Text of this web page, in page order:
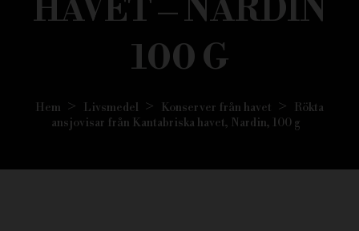
HAVET – NARDÍN
100 G
Hem Livsmedel Konserver från havet
Rökta
ansjovisar från Kantabriska havet, Nardin, 100 g